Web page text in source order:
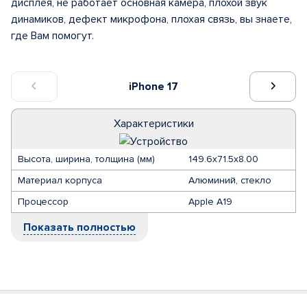
iPhone 17
Характеристики
Высота, ширина, толщина (мм)
149.6х71.5х8.00
Материал корпуса
Алюминий, стекло
Процессор
Apple A19
Показать полностью
дисплея, не работает основная камера, плохой звук
динамиков, дефект микрофона, плохая связь, вы знаете,
где Вам помогут.